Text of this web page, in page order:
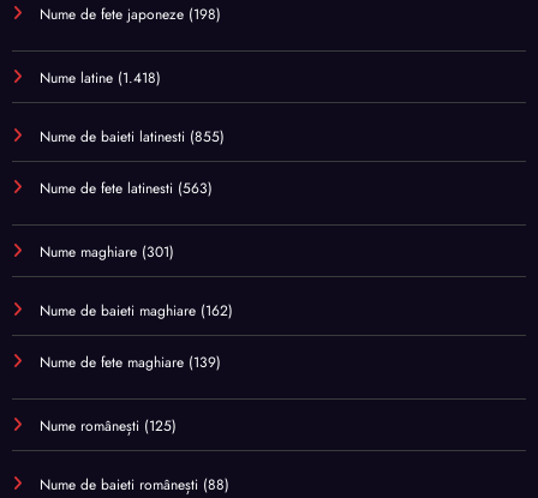
Nume de fete japoneze (198)
Nume latine (1.418)
Nume de baieti latinesti (855)
Nume de fete latinesti (563)
Nume maghiare (301)
Nume de baieti maghiare (162)
Nume de fete maghiare (139)
Nume românești (125)
Nume de baieti românești (88)